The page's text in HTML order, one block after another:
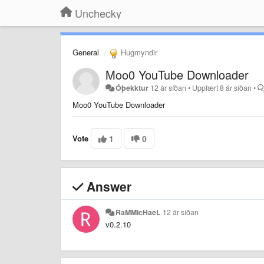
Unchecky
General Hugmyndir
Moo0 YouTube Downloader
Óþekktur 12 ár síðan • Uppfært8 ár síðan •
Moo0 YouTube Downloader
Vote 1 0
Answer
RaMMicHaeL 12 ár síðan
v0.2.10